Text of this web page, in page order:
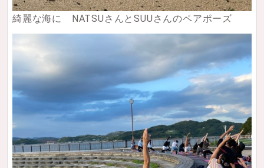
綺麗な海に NATSUさんとSUUさんのペアポーズ